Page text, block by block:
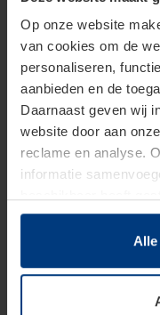
Op onze website
van cookies om de
personaliseren,
aanbieden en de
Daarnaast geven wij
website door aan
reclame en analyse.
informatie
hun diensten hebben
Juridisch hebben wij
van deze pagina's
soorten cookies is